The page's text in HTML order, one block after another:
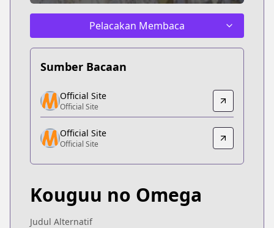
Pelacakan Membaca
Sumber Bacaan
Official Site
Official Site
https://www.sublimemanga.com/read/manga/
Official Site
Official Site
https://www.shinshokan.co.jp/book/b633247.html
Official Site
Official Site
Official Site
Official Site
Kouguu no Omega
Judul Alternatif